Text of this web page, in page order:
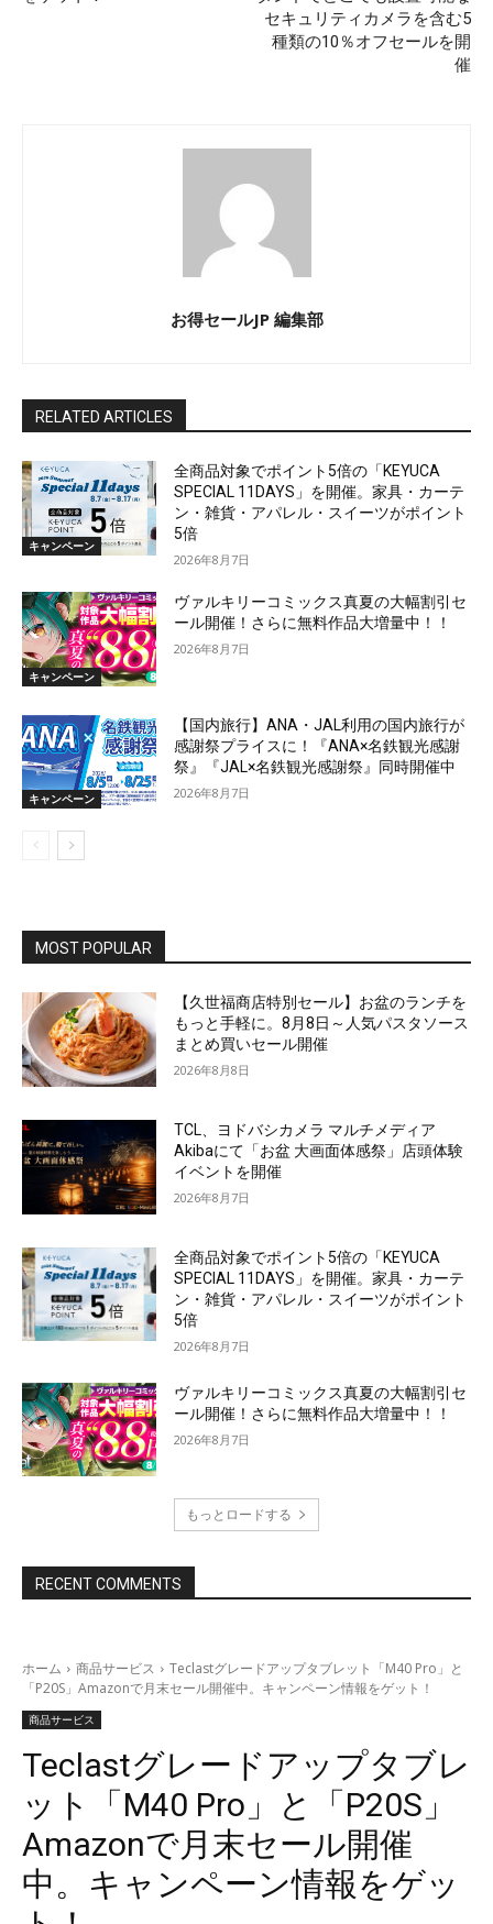
セキュリティカメラを含む5
種類の10％オフセールを開
催
お得セールJP 編集部
RELATED ARTICLES
キャンペーン
全商品対象でポイント5倍の「KEYUCA
SPECIAL 11DAYS」を開催。家具・カーテ
ン・雑貨・アパレル・スイーツがポイント
5倍
2026年8月7日
キャンペーン
ヴァルキリーコミックス真夏の大幅割引セ
ール開催！さらに無料作品大増量中！！
2026年8月7日
キャンペーン
【国内旅行】ANA・JAL利用の国内旅行が
感謝祭プライスに！『ANA×名鉄観光感謝
祭』『JAL×名鉄観光感謝祭』同時開催中
2026年8月7日
MOST POPULAR
【久世福商店特別セール】お盆のランチを
もっと手軽に。8月8日～人気パスタソース
まとめ買いセール開催
2026年8月8日
TCL、ヨドバシカメラ マルチメディア
Akibaにて「お盆 大画面体感祭」店頭体験
イベントを開催
2026年8月7日
全商品対象でポイント5倍の「KEYUCA
SPECIAL 11DAYS」を開催。家具・カーテ
ン・雑貨・アパレル・スイーツがポイント
5倍
2026年8月7日
ヴァルキリーコミックス真夏の大幅割引セ
ール開催！さらに無料作品大増量中！！
2026年8月7日
もっとロードする
RECENT COMMENTS